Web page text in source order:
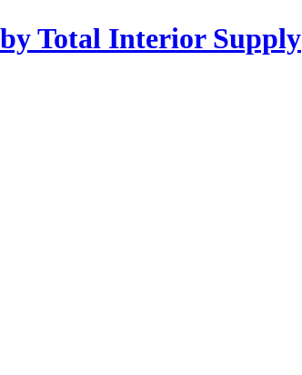
Total Interior Supply